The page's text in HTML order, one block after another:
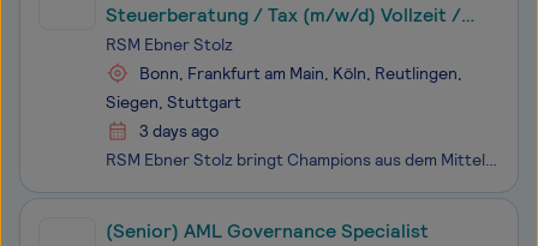
Steuerberatung / Tax (m/w/d) Vollzeit /
Teilzeit
RSM Ebner Stolz
Bonn, Frankfurt am Main, Köln, Reutlingen,
Siegen, Stuttgart
3 days ago
RSM Ebner Stolz bringt Champions aus dem Mittelstand voran - wie fischer, LBBW, Porsche, EDEKA, Block Gruppe, DuMont Mediengruppe, INDUS, AGRAVIS, ALBA Group, Landgard oder STIHL. Mit ihren verschiedenen Querschnittsfunktionen - zum Beispiel IT, Human Resources und Marketing - sorgen die RSM Ebner S
(Senior) AML Governance Specialist